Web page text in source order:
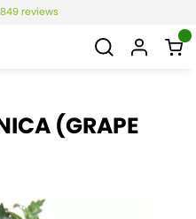
reviews
(GRAPE